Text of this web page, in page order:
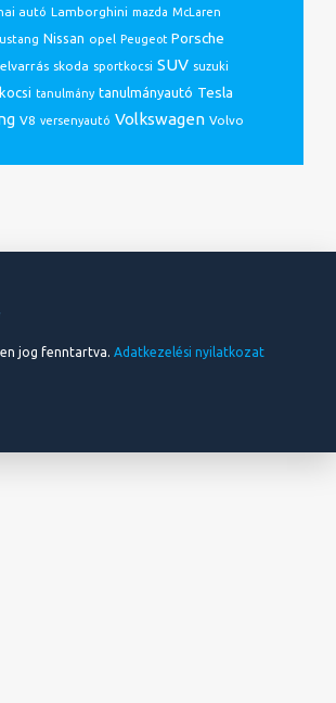
autó Lamborghini mazda McLaren
Nissan opel Peugeot Porsche
skoda sportkocsi SUV suzuki
tanulmány tanulmányautó Tesla
V8 versenyautó Volkswagen Volvo
jog fenntartva. Adatkezelési nyilatkozat